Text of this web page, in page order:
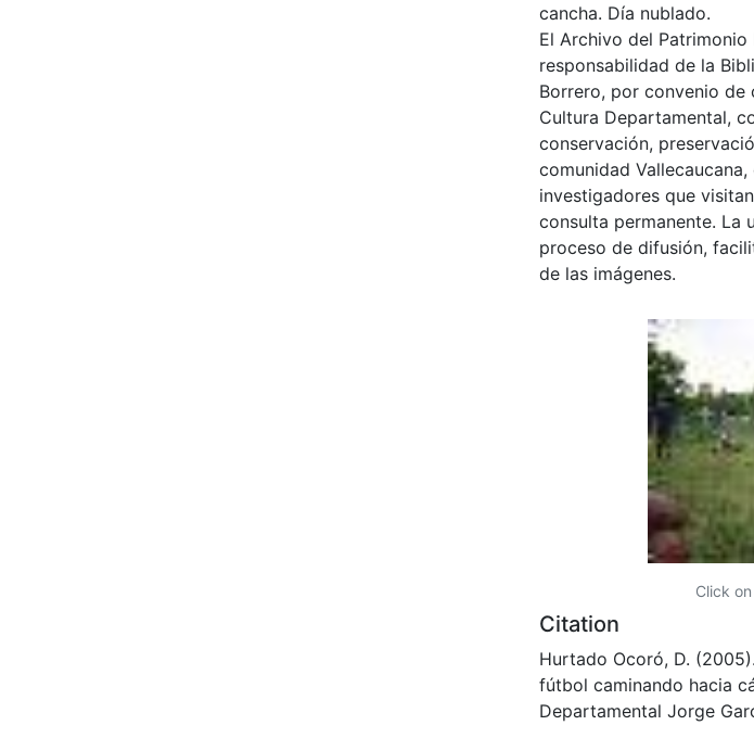
cancha. Día nublado.
El Archivo del
responsabilidad de la
Borrero, por convenio
Cultura Departamental,
conservación,
comunidad
investigadores que
consulta permanente. La
proceso de difusión,
de las imágenes.
Click
Citation
Hurtado Ocoró, D.
fútbol caminando hacia
Departamental Jorge